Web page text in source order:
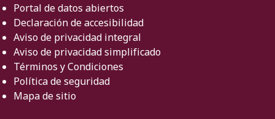
Portal de datos abiertos
Declaración de accesibilidad
Aviso de privacidad integral
Aviso de privacidad simplificado
Términos y Condiciones
Política de seguridad
Mapa de sitio